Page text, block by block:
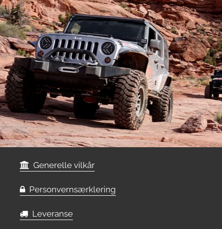
Generelle vilkår
Personvernsærklering
Leveranse